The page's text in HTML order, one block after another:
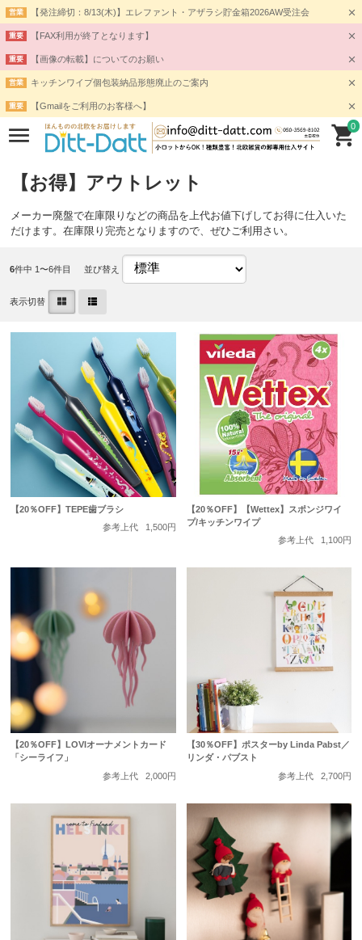
営業 【発注締切：8/13(木)】エレファント・アザラシ貯金箱2026AW受注会
重要 【FAX利用が終了となります】
重要 【画像の転載】についてのお願い
営業 キッチンワイプ個包装納品形態廃止のご案内
重要 【Gmailをご利用のお客様へ】
0
【お得】アウトレット
メーカー廃盤で在庫限りなどの商品を上代お値下げしてお得に仕入いた
だけます。在庫限り完売となりますので、ぜひご利用さい。
6件中 1〜6件目 並び替え
表示切替
【20％OFF】TEPE歯ブラシ
参考上代
1,500円
【20％OFF】【Wettex】スポンジワイ
プ/キッチンワイプ
参考上代
1,100円
【20％OFF】LOVIオーナメントカード
「シーライフ」
参考上代
2,000円
【30％OFF】ポスターby Linda Pabst／
リンダ・パブスト
参考上代
2,700円